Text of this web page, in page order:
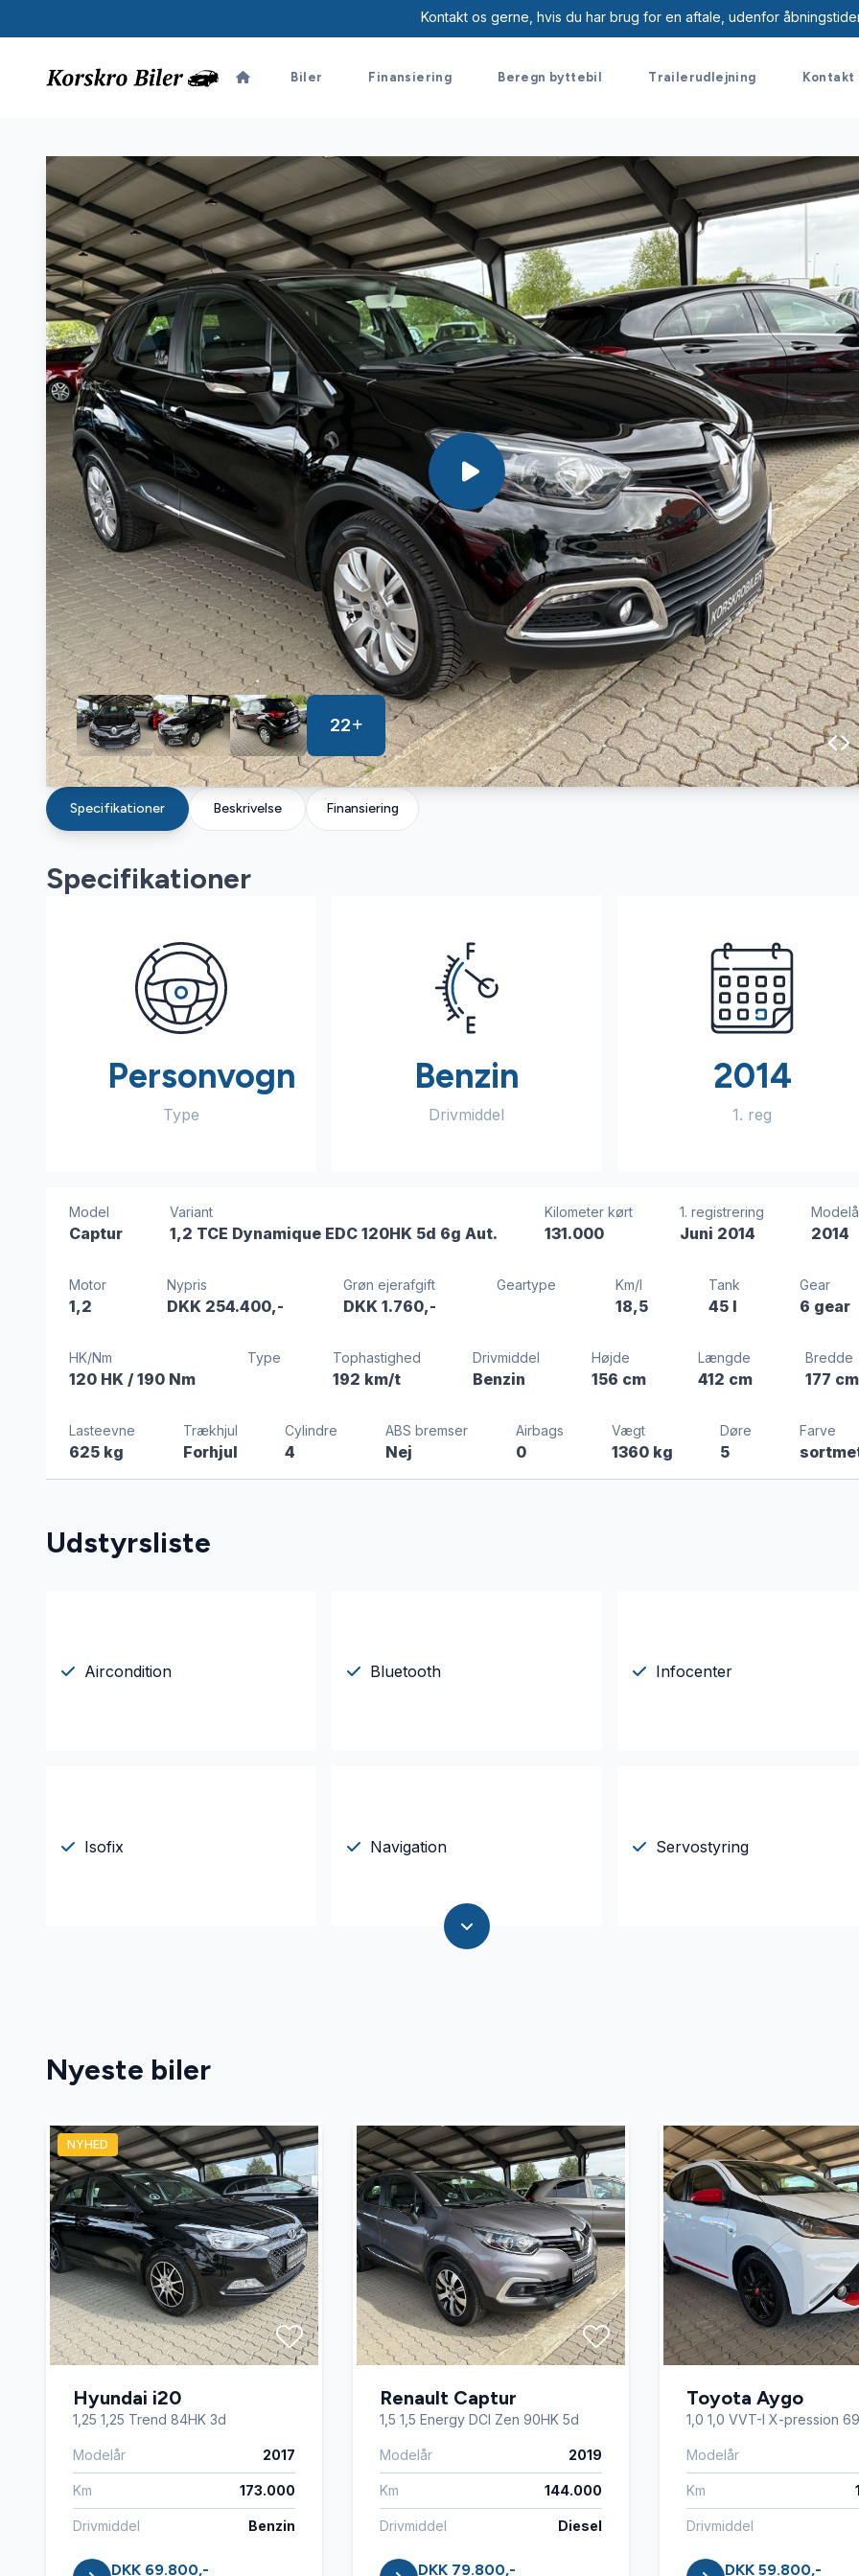
Kontakt os gerne, hvis du har brug for en aftale, udenfor
Biler Finansiering Beregn byttebil Trailerudlejning Kontakt
22
Specifikationer Beskrivelse Finansiering
Specifikationer
Personvogn
Type
Benzin
Drivmiddel
2014
1. reg
Model
Captur
Variant
1,2 TCE Dynamique EDC 120HK 5d 6g Aut.
Kilometer kørt
131.000
1. registrering
Juni 2014 2014
Motor
1,2
Nypris
DKK 254.400,-
Grøn ejerafgift
DKK 1.760,-
Geartype Km/l
18,5
Tank
45 l
Gear
6 gear
HK/Nm
120 HK / 190 Nm
Type Tophastighed
192 km/t
Drivmiddel
Benzin
Højde
156 cm
Længde
412 cm
Bredde
177 cm
Lasteevne
625 kg
Trækhjul
Forhjul
Cylindre
4
ABS bremser
Nej
Airbags
0
Vægt
1360 kg
Døre
5
Farve
Udstyrsliste
Aircondition Bluetooth Infocenter
Isofix Navigation Servostyring
Nyeste biler
NYHED
Hyundai i20
1,25 1,25 Trend 84HK 3d
Modelår 2017
Km 173.000
Drivmiddel Benzin
DKK 69.800,-
Renault Captur
1,5 1,5 Energy DCI Zen 90HK 5d
Modelår 2019
Km 144.000
Drivmiddel Diesel
DKK 79.800,-
Toyota Aygo
1,0 1,0 VVT-I X-pression
Modelår
Km
Drivmiddel
DKK 59.800,-